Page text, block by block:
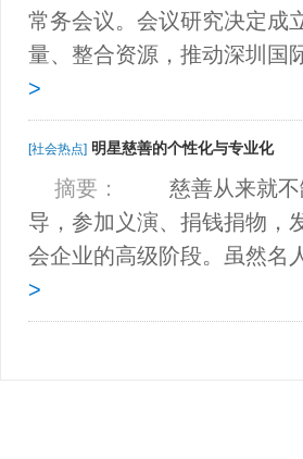
常务会议。会议研究决定成
量、整合资源，推动深圳
>
[社会热点] 明星慈善的个性化与专业化
摘要：
慈善从来就不缺
导，参加义演、捐钱捐物，
会企业的高级阶段。虽然
>